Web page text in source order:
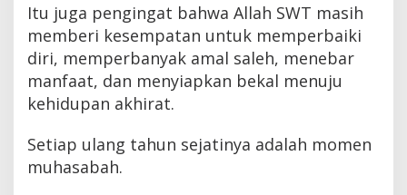
Itu juga pengingat bahwa Allah SWT masih
memberi kesempatan untuk memperbaiki
diri, memperbanyak amal saleh, menebar
manfaat, dan menyiapkan bekal menuju
kehidupan akhirat.
Setiap ulang tahun sejatinya adalah momen
muhasabah.